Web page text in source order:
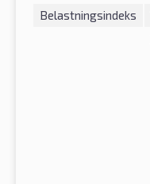
Belastningsindeks